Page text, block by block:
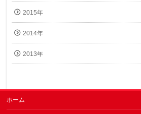
2015年
2014年
2013年
ホーム